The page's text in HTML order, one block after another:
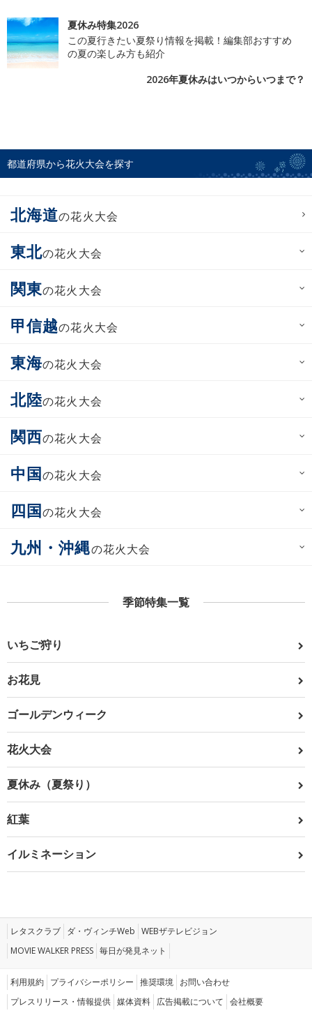
夏休み特集2026
この夏行きたい夏祭り情報を掲載！編集部おすすめ
の夏の楽しみ方も紹介
2026年夏休みはいつからいつまで？
都道府県から花火大会を探す
北海道の花火大会
東北の花火大会
関東の花火大会
甲信越の花火大会
東海の花火大会
北陸の花火大会
関西の花火大会
中国の花火大会
四国の花火大会
九州・沖縄の花火大会
季節特集一覧
いちご狩り
お花見
ゴールデンウィーク
花火大会
夏休み（夏祭り）
紅葉
イルミネーション
レタスクラブ ダ・ヴィンチWeb WEBザテレビジョン
MOVIE WALKER PRESS 毎日が発見ネット
利用規約 プライバシーポリシー 推奨環境 お問い合わせ
プレスリリース・情報提供 媒体資料 広告掲載について 会社概要